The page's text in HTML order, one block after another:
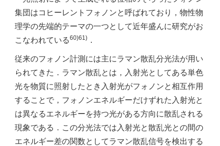
集団はコヒーレントフォノンと呼ばれており，物性物
理学の先端的テーマの一つとして近年盛んに研究がお
こなわれている60)61) ．
従来のフォノン計測には主にラマン散乱分光法が用い
られてきた．ラマン散乱とは，入射光としてある単色
光を物質に照射したとき入射光がフォノンと相互作用
することで，フォノンエネルギーだけずれた入射光と
は異なるエネルギーを持つ光がある方向に散乱される
現象である．この分光法では入射光と散乱光との間の
エネルギー差の関数としてラマン散乱信号を検出する